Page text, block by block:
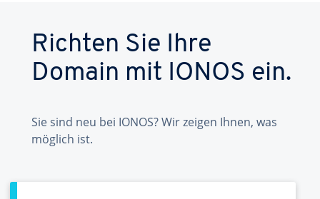
Richten Sie Ihre
Domain mit IONOS ein.
Sie sind neu bei IONOS? Wir zeigen Ihnen, was
möglich ist.